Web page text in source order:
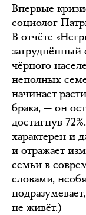
Впервые
социолог
В отчёте
затруднённый
чёрного
неполных
начинает
брака, — он
достигнув
характерен и
и отражает
семьи в
словами,
не живёт.)